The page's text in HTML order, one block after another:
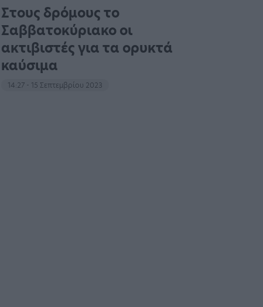
Στους δρόμους το
Σαββατοκύριακο οι
ακτιβιστές για τα ορυκτά
καύσιμα
14:27 - 15 Σεπτεμβρίου 2023